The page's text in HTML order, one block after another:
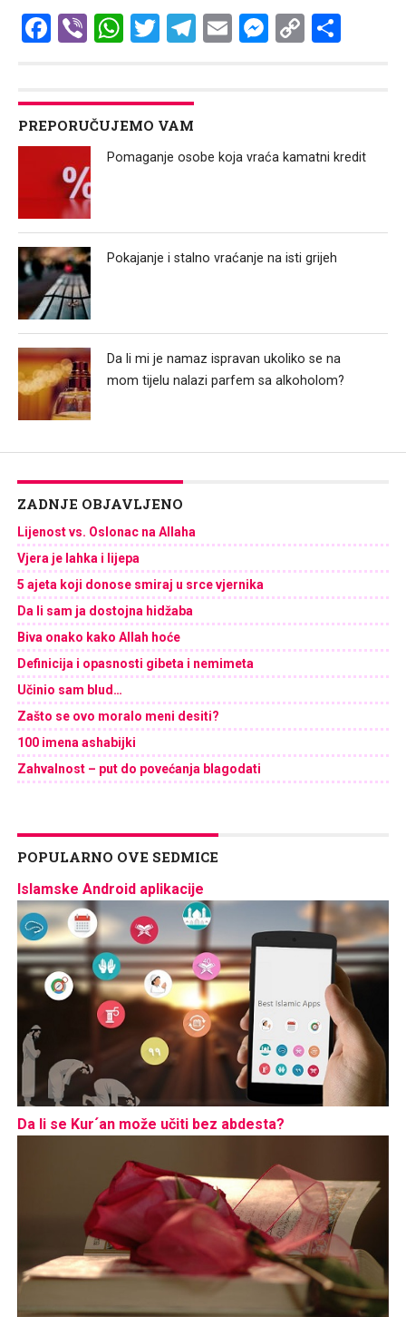
Facebook
ViberWhatsApp
Twitter
Telegram
Email Copy
PREPORUČUJEMO VAM
Pomaganje osobe koja vraća kamatni kredit
Pokajanje i stalno vraćanje na isti grijeh
Da li mi je namaz ispravan ukoliko se na
mom tijelu nalazi parfem sa alkoholom?
ZADNJE OBJAVLJENO
Lijenost vs. Oslonac na Allaha
Vjera je lahka i lijepa
5 ajeta koji donose smiraj u srce vjernika
Da li sam ja dostojna hidžaba
Biva onako kako Allah hoće
Definicija i opasnosti gibeta i nemimeta
Učinio sam blud…
Zašto se ovo moralo meni desiti?
100 imena ashabijki
Zahvalnost – put do povećanja blagodati
POPULARNO OVE SEDMICE
Islamske Android aplikacije
Da li se Kur´an može učiti bez abdesta?